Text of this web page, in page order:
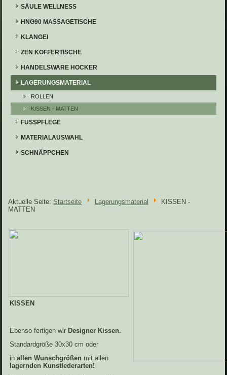
SÄULE WELLNESS
HNG90 MASSAGETISCHE
KLANGEI
ZEN KOFFERTISCHE
HANDELSWARE HOCKER
LAGERUNGSMATERIAL
ROLLEN
KISSEN - MATTEN
FUSSPFLEGE
MATERIALAUSWAHL
SCHNÄPPCHEN
Aktuelle Seite: Startseite Lagerungsmaterial
KISSEN -
MATTEN
KISSEN
Ebenso fertigen wir Designer Kissen.
Standardgröße 30x30 cm oder
inallen Wunschgrößen mit allen
lagernden Kunstlederarten!